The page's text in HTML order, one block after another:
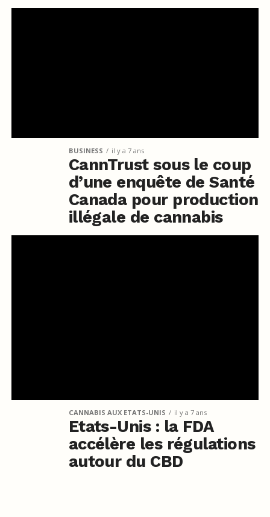
BUSINESS il y a 7 ans
CannTrust sous le coup
d’une enquête de Santé
Canada pour production
illégale de cannabis
CANNABIS AUX ETATS-UNIS il y a 7 ans
Etats-Unis : la FDA
accélère les régulations
autour du CBD